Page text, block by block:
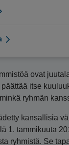
ovat
itse
ryhmän
kansallisia
1. tammikuuta
ryhmistä. Se